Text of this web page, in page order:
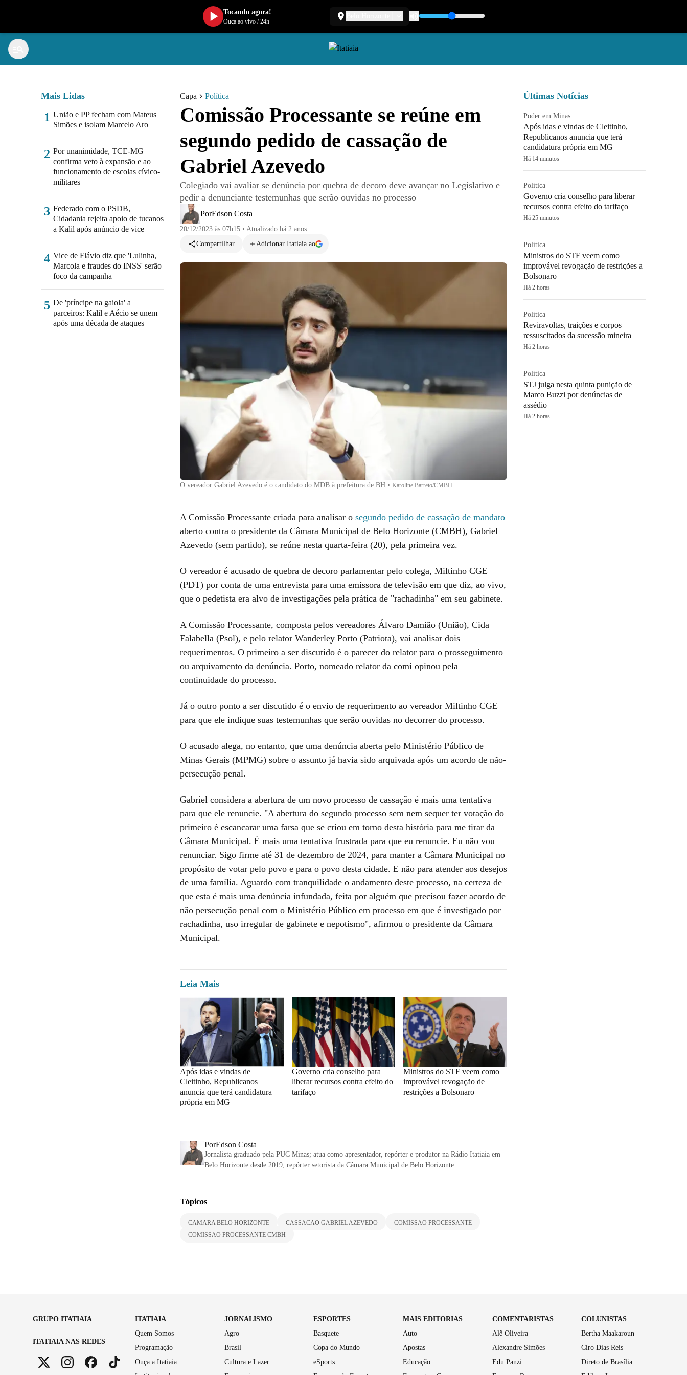
Capa Política
Comissão Processante se reúne em
segundo pedido de cassação de
Gabriel Azevedo
Colegiado vai avaliar se denúncia por quebra de decoro deve avançar no Legislativo e
pedir a denunciante testemunhas que serão ouvidas no processo
PorEdson Costa
20/12/2023 às 07h15 • Atualizado há 2 anos
Compartilhar
Adicionar Itatiaia ao
O vereador Gabriel Azevedo é o candidato do MDB à prefeitura de BH • Karoline Barreto/CMBH
A Comissão Processante criada para analisar o segundo pedido de cassação de mandato
aberto contra o presidente da Câmara Municipal de Belo Horizonte (CMBH), Gabriel
Azevedo (sem partido), se reúne nesta quarta-feira (20), pela primeira vez.
O vereador é acusado de quebra de decoro parlamentar pelo colega, Miltinho CGE
(PDT) por conta de uma entrevista para uma emissora de televisão em que diz, ao vivo,
que o pedetista era alvo de investigações pela prática de "rachadinha" em seu gabinete.
A Comissão Processante, composta pelos vereadores Álvaro Damião (União), Cida
Falabella (Psol), e pelo relator Wanderley Porto (Patriota), vai analisar dois
requerimentos. O primeiro a ser discutido é o parecer do relator para o prosseguimento
ou arquivamento da denúncia. Porto, nomeado relator da comi opinou pela
continuidade do processo.
Já o outro ponto a ser discutido é o envio de requerimento ao vereador Miltinho CGE
para que ele indique suas testemunhas que serão ouvidas no decorrer do processo.
O acusado alega, no entanto, que uma denúncia aberta pelo Ministério Público de
Minas Gerais (MPMG) sobre o assunto já havia sido arquivada após um acordo de não-
persecução penal.
Gabriel considera a abertura de um novo processo de cassação é mais uma tentativa
para que ele renuncie. "A abertura do segundo processo sem nem sequer ter votação do
primeiro é escancarar uma farsa que se criou em torno desta história para me tirar da
Câmara Municipal. É mais uma tentativa frustrada para que eu renuncie. Eu não vou
renunciar. Sigo firme até 31 de dezembro de 2024, para manter a Câmara Municipal no
propósito de votar pelo povo e para o povo desta cidade. E não para atender aos desejos
de uma família. Aguardo com tranquilidade o andamento deste processo, na certeza de
que esta é mais uma denúncia infundada, feita por alguém que precisou fazer acordo de
não persecução penal com o Ministério Público em processo em que é investigado por
rachadinha, uso irregular de gabinete e nepotismo", afirmou o presidente da Câmara
Municipal.
Leia Mais
Após idas e vindas de
Cleitinho, Republicanos
anuncia que terá candidatura
própria em MG
Governo cria conselho para
liberar recursos contra efeito do
tarifaço
Ministros do STF veem como
improvável revogação de
restrições a Bolsonaro
PorEdson Costa
Jornalista graduado pela PUC Minas; atua como apresentador, repórter e produtor na Rádio Itatiaia em
Belo Horizonte desde 2019; repórter setorista da Câmara Municipal de Belo Horizonte.
Tópicos
CAMARA BELO HORIZONTE CASSACAO GABRIEL AZEVEDO
COMISSAO PROCESSANTE
COMISSAO PROCESSANTE CMBH
Mais Lidas
1 União e PP fecham com Mateus
Simões e isolam Marcelo Aro
2 Por unanimidade, TCE-MG
confirma veto à expansão e ao
funcionamento de escolas cívico-
militares
3 Federado com o PSDB,
Cidadania rejeita apoio de tucanos
a Kalil após anúncio de vice
4 Vice de Flávio diz que 'Lulinha,
Marcola e fraudes do INSS' serão
foco da campanha
5 De 'príncipe na gaiola' a
parceiros: Kalil e Aécio se unem
após uma década de ataques
Últimas Notícias
Poder em Minas
Após idas e vindas de Cleitinho,
Republicanos anuncia que terá
candidatura própria em MG
Há 14 minutos
Política
Governo cria conselho para liberar
recursos contra efeito do tarifaço
Há 25 minutos
Política
Ministros do STF veem como
improvável revogação de restrições a
Bolsonaro
Há 2 horas
Política
Reviravoltas, traições e corpos
ressuscitados da sucessão mineira
Há 2 horas
Política
STJ julga nesta quinta punição de
Marco Buzzi por denúncias de
assédio
Há 2 horas
GRUPO ITATIAIA
ITATIAIA NAS REDES
ITATIAIA
Quem Somos
Programação
Ouça a Itatiaia
JORNALISMO
Agro
Brasil
Cultura e Lazer
ESPORTES
Basquete
Copa do Mundo
eSports
MAIS EDITORIAS
Auto
Apostas
Educação
COMENTARISTAS
Alê Oliveira
Alexandre Simões
Edu Panzi
COLUNISTAS
Bertha Maakaroun
Ciro Dias Reis
Direto de Brasília
Tocando agora!
Ouça ao vivo/24h